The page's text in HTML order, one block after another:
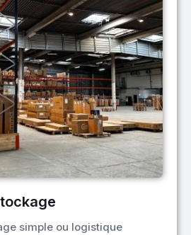
simple ou logistique